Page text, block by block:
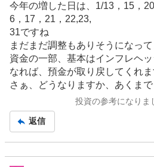
今年の増した日は、1/13，15，
6，17，21，22,23,
31ですね
まだまだ調整もありそうになっ
資金の一部、基本はインフレヘ
なれば、預金が取り戻してくれま
さぁ、どうなりますか、あくま
投資の参考になりま
返信